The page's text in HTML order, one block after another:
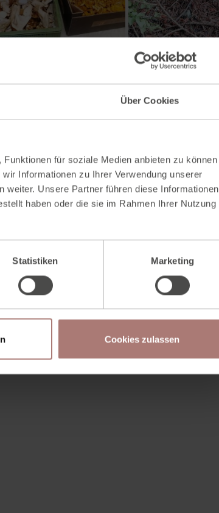
Über Cookies
für soziale Medien anbieten zu können
Informationen zu Ihrer Verwendung unserer
weiter. Unsere Partner führen diese Informationen
haben oder die sie im Rahmen Ihrer Nutzung
Statistiken Marketing
Cookies zulassen